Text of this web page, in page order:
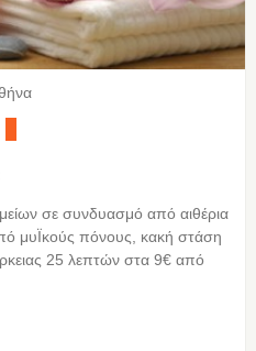
σε συνδυασμό από αιθέρια
μυΪκούς πόνους, κακή στάση
25 λεπτών στα 9€ από